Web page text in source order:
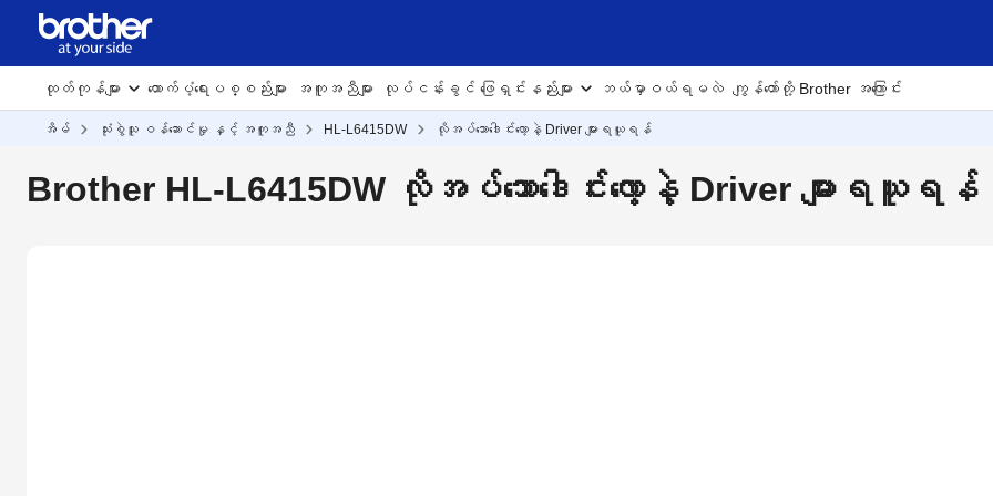
ထုတ်ကုန်များ ထောက်ပံ့ရေးပစ္စည်းများ အကူအညီများ လုပ်ငန်းခွင် ဖြေရှင်းနည်းများ ဘယ်မှာဝယ်ရမလဲ ကျွန်တော်တို့ Brother အကြောင်း
အိမ် သုံးစွဲသူ ဝန်ဆောင်မှု နှင့် အကူအညီ HL-L6415DW လိုအပ်သောဒေါင်းလော့နဲ့ Driver များရယူရန်
Brother HL-L6415DW လိုအပ်သောဒေါင်းလော့နဲ့ Driver များရယူရန်